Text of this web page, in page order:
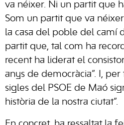
va néixer. Ni un partit que
Som un partit que va
la casa del poble del camí
partit que, tal com ha
recent ha liderat el
anys de democràcia”. I, per
sigles del PSOE de Maó
història de la nostra ciutat”.